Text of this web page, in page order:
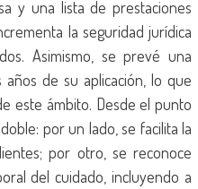
y una lista de prestaciones
la seguridad jurídica
Asimismo, se prevé una
de su aplicación, lo que
este ámbito. Desde el punto
por un lado, se facilita la
por otro, se reconoce
del cuidado, incluyendo a